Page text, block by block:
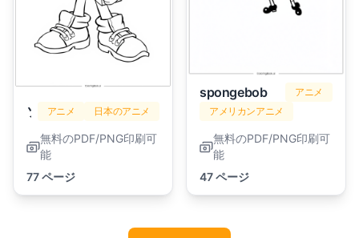
ソニックアニメ 日本のアニメ
無料のPDF/PNG印刷可
能
77 ページ
spongebob
アニメ
アメリカンアニメ
無料のPDF/PNG印刷可
能
47 ページ